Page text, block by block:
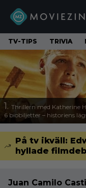
TV-TIPS TRIVIA
1. Thrillern med Katherine
6 biobiljetter – historiens
På tv ikväll:
hyllade
Juan Camilo